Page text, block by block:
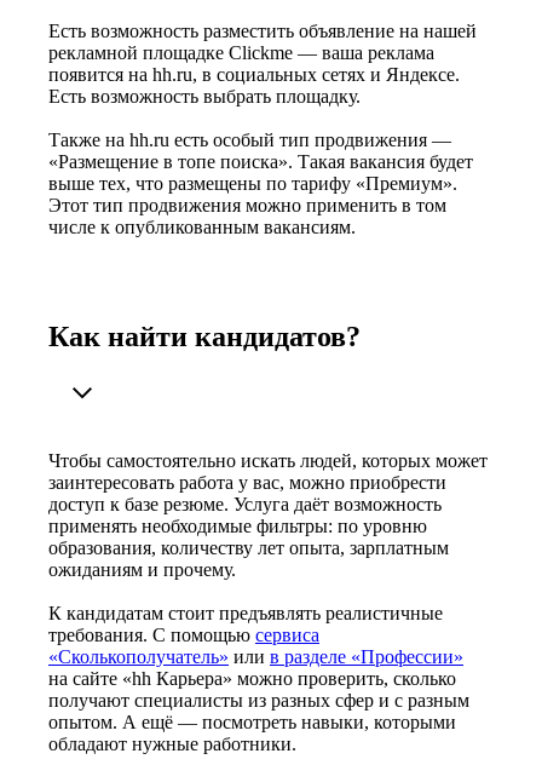
Есть возможность разместить объявление на нашей
рекламной площадке Clickme — ваша реклама
появится на hh.ru, в социальных сетях и Яндексе.
Есть возможность выбрать площадку.
Также на hh.ru есть особый тип продвижения —
«Размещение в топе поиска». Такая вакансия будет
выше тех, что размещены по тарифу «Премиум».
Этот тип продвижения можно применить в том
числе к опубликованным вакансиям.
Как найти кандидатов?
Чтобы самостоятельно искать людей, которых может
заинтересовать работа у вас, можно приобрести
доступ к базе резюме. Услуга даёт возможность
применять необходимые фильтры: по уровню
образования, количеству лет опыта, зарплатным
ожиданиям и прочему.
К кандидатам стоит предъявлять реалистичные
требования. С помощью сервиса
«Сколькополучатель» или в разделе «Профессии»
на сайте «hh Карьера» можно проверить, сколько
получают специалисты из разных сфер и с разным
опытом. А ещё — посмотреть навыки, которыми
обладают нужные работники.